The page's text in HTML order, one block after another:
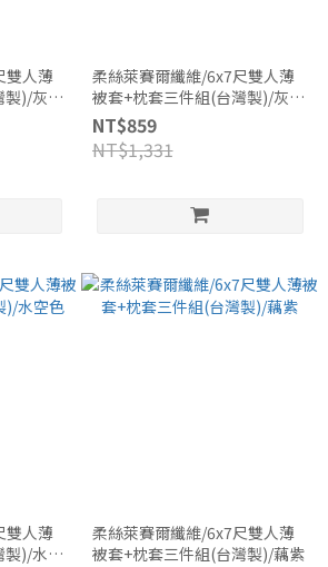
雙人薄
製)/灰櫻
柔絲萊賽爾纖維/6x7尺雙人薄
被套+枕套三件組(台灣製)/灰黛
藍
NT$859
NT$1,331
雙人薄
製)/水空
柔絲萊賽爾纖維/6x7尺雙人薄
被套+枕套三件組(台灣製)/藕紫